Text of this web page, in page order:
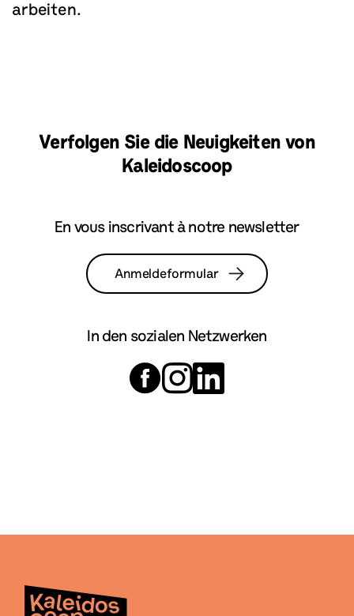
arbeiten.
Verfolgen Sie die Neuigkeiten von
Kaleidoscoop
En vous inscrivant à notre newsletter
Anmeldeformular
In den sozialen Netzwerken